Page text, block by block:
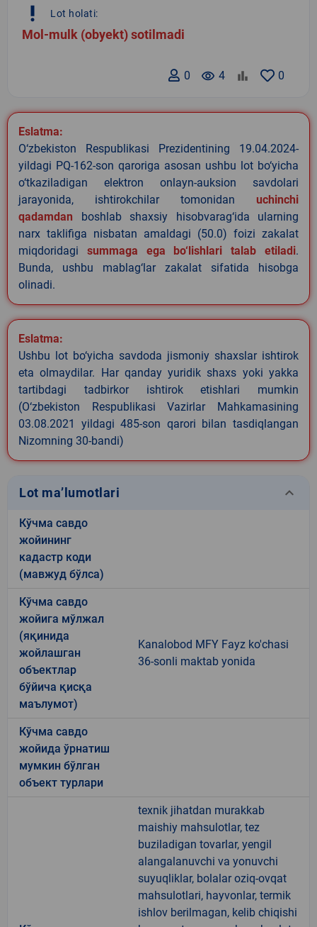
priority_high Lot holati:
Mol-mulk (obyekt) sotilmadi
0
remove_red_eye 4
0
Eslatma:
O‘zbekiston Respublikasi Prezidentining 19.04.2024-
yildagi PQ-162-son qaroriga asosan ushbu lot bo‘yicha
o‘tkaziladigan elektron onlayn-auksion savdolari
jarayonida, ishtirokchilar tomonidan uchinchi
qadamdan boshlab shaxsiy hisobvarag‘ida ularning
narx taklifiga nisbatan amaldagi (50.0) foizi zakalat
miqdoridagi summaga ega bo‘lishlari talab etiladi.
Bunda, ushbu mablag‘lar zakalat sifatida hisobga
olinadi.
Eslatma:
Ushbu lot bo‘yicha savdoda jismoniy shaxslar ishtirok
eta olmaydilar. Har qanday yuridik shaxs yoki yakka
tartibdagi tadbirkor ishtirok etishlari mumkin
(O‘zbekiston Respublikasi Vazirlar Mahkamasining
03.08.2021 yildagi 485-son qarori bilan tasdiqlangan
Nizomning 30-bandi)
Lot ma’lumotlari keyboard_arrow_down
Кўчма савдо
жойининг
кадастр коди
(мавжуд бўлса)
Кўчма савдо
жойига мўлжал
(яқинида
жойлашган
объектлар
бўйича қисқа
маълумот)
Kanalobod MFY Fayz ko'chasi
36-sonli maktab yonida
Кўчма савдо
жойида ўрнатиш
мумкин бўлган
объект турлари
texnik jihatdan murakkab
maishiy mahsulotlar, tez
buziladigan tovarlar, yengil
alangalanuvchi va yonuvchi
suyuqliklar, bolalar oziq-ovqat
mahsulotlari, hayvonlar, termik
ishlov berilmagan, kelib chiqishi